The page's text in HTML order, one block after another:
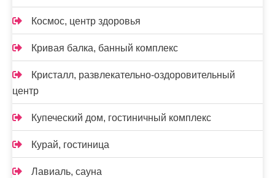
Космос, центр здоровья
Кривая балка, банный комплекс
Кристалл, развлекательно-оздоровительный
центр
Купеческий дом, гостиничный комплекс
Курай, гостиница
Лавиаль, сауна